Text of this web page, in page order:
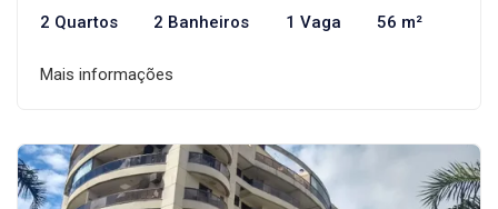
2 Quartos 2 Banheiros 1 Vaga 56 m²
Mais informações